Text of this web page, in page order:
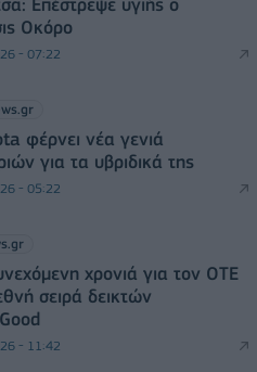
Επέστρεψε υγιής ο
Οκόρο
- 07:22
φέρνει νέα γενιά
για τα υβριδικά της
- 05:22
χρονιά για τον ΟΤΕ
σειρά δεικτών
- 11:42